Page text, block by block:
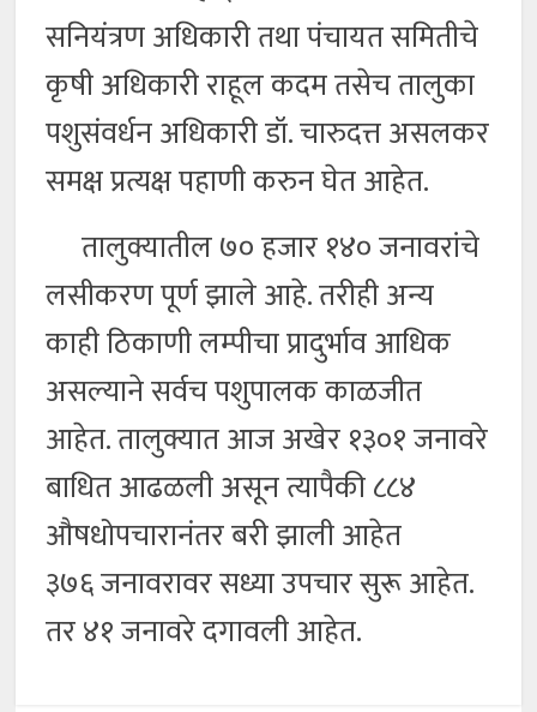
सनियंत्रण अधिकारी तथा पंचायत समितीचे
कृषी अधिकारी राहूल कदम तसेच तालुका
पशुसंवर्धन अधिकारी डॉ. चारुदत्त असलकर
समक्ष प्रत्यक्ष पहाणी करुन घेत आहेत.
तालुक्यातील ७० हजार १४० जनावरांचे
लसीकरण पूर्ण झाले आहे. तरीही अन्य
काही ठिकाणी लम्पीचा प्रादुर्भाव आधिक
असल्याने सर्वच पशुपालक काळजीत
आहेत. तालुक्यात आज अखेर १३०१ जनावरे
बाधित आढळली असून त्यापैकी ८८४
औषधोपचारानंतर बरी झाली आहेत
३७६ जनावरावर सध्या उपचार सुरू आहेत.
तर ४१ जनावरे दगावली आहेत.